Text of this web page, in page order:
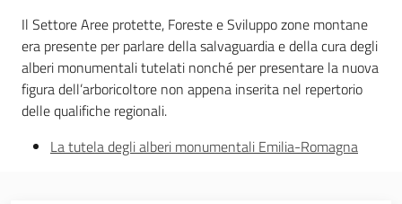
Novità
Servizi
Leggi Atti Bandi
Il Settore Aree protette, Foreste e Sviluppo zone montane
era presente per parlare della salvaguardia e della cura degli
alberi monumentali tutelati nonché per presentare la nuova
figura dell’arboricoltore non appena inserita nel repertorio
delle qualifiche regionali.
La tutela degli alberi monumentali Emilia-Romagna